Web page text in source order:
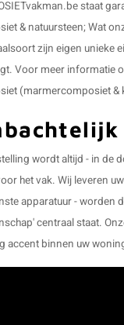
staat
& natuursteen; Wat
zijn eigen unieke
Voor meer informatie
(marmercomposiet&
wordt altijd - in de
het vak. Wij leveren
apparatuur - worden
centraal staat.
accent binnen uw